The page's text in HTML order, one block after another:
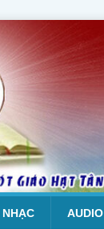
NHẠC AUDIO